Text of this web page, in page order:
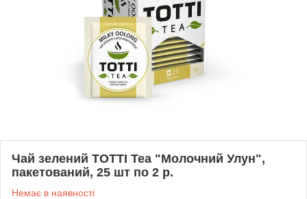
Чай зелений TOTTI Tea "Молочний Улун",
пакетований, 25 шт по 2 р.
Немає в наявності